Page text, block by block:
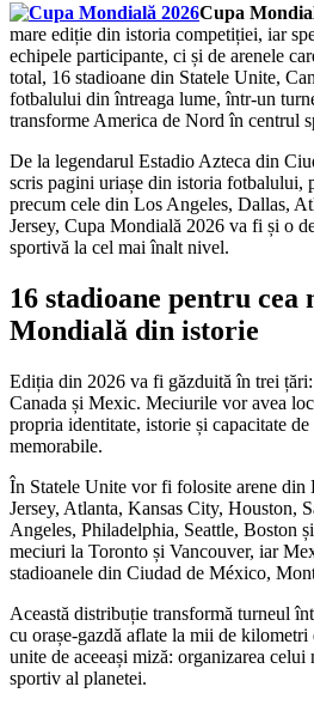
Cupa
mare ediție din istoria competiției, iar
echipele participante, ci și de arenele
total, 16 stadioane din Statele Unite,
fotbalului din întreaga lume, într-un
transforme America de Nord în centrul
De la legendarul Estadio Azteca din
scris pagini uriașe din istoria fotbalului,
precum cele din Los Angeles, Dallas,
Jersey, Cupa Mondială 2026 va fi și o
sportivă la cel mai înalt nivel.
16 stadioane pentru cea
Mondială din istorie
Ediția din 2026 va fi găzduită în trei
Canada și Mexic. Meciurile vor avea
propria identitate, istorie și capacitate
memorabile.
În Statele Unite vor fi folosite arene
Jersey, Atlanta, Kansas City, Houston,
Angeles, Philadelphia, Seattle, Boston
meciuri la Toronto și Vancouver, iar
stadioanele din Ciudad de México,
Această distribuție transformă turneul
cu orașe-gazdă aflate la mii de kilometri
unite de aceeași miză: organizarea
sportiv al planetei.